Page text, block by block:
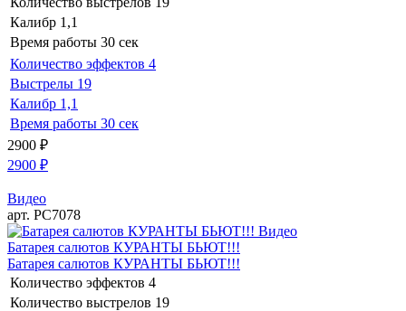
Калибр 1,1
Время работы 30 сек
Количество эффектов 4
Выстрелы 19
Калибр 1,1
Время работы 30 сек
2900 ₽
2900 ₽
Видео
арт. РС7078
Видео
Батарея салютов КУРАНТЫ БЬЮТ!!!
Батарея салютов КУРАНТЫ БЬЮТ!!!
Количество эффектов 4
Количество выстрелов 19